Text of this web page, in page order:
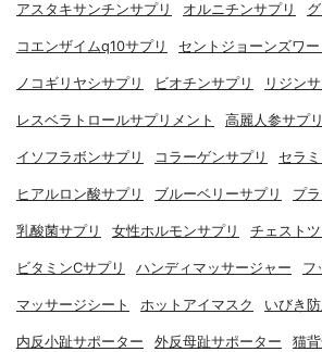
アスタキサンチンサプリ オルニチンサプリ
コエンザイムq10サプリ セントジョーンズワー
ノコギリヤシサプリ ビオチンサプリ リジン
レスベラトロールサプリメント 高麗人参サプリ
イソフラボンサプリ コラーゲンサプリ セラ
ヒアルロン酸サプリ ブルーベリーサプリ プ
乳酸菌サプリ 女性ホルモンサプリ チェスト
ビタミンCサプリ ハンディマッサージャー フ
マッサージシート ホットアイマスク いびき
内反小趾サポーター 外反母趾サポーター 猫